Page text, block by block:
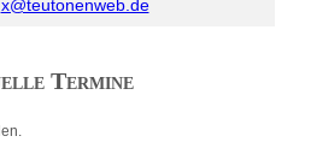
x@teutonenweb.de
Termine